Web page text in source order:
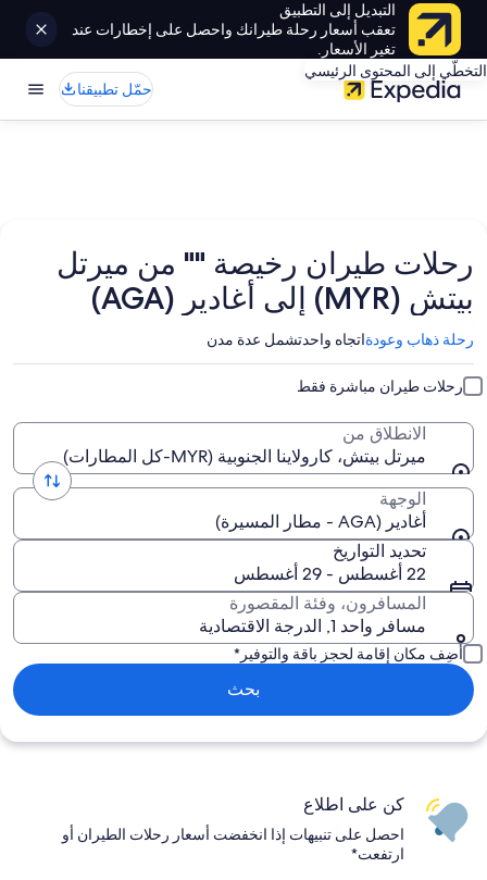
التبديل إلى التطبيق
تعقب أسعار رحلة طيرانك واحصل على إخطارات عند
تغير الأسعار.
التخطّي إلى المحتوى الرئيسي
حمّل تطبيقنا
رحلات طيران رخيصة "" من ميرتل
بيتش (MYR) إلى أغادير (AGA)
رحلة ذهاب وعودةاتجاه واحدتشمل عدة مدن
رحلات طيران مباشرة فقط
الانطلاق من
ميرتل بيتش، كارولاينا الجنوبية (MYR-كل المطارات)
الوجهة
أغادير (AGA - مطار المسيرة)
تحديد التواريخ
22 أغسطس - 29 أغسطس
المسافرون، وفئة المقصورة
مسافر واحد 1, الدرجة الاقتصادية
أضِف مكان إقامة لحجز باقة والتوفير*
بحث
كن على اطلاع
احصل على تنبيهات إذا انخفضت أسعار رحلات الطيران أو
ارتفعت*